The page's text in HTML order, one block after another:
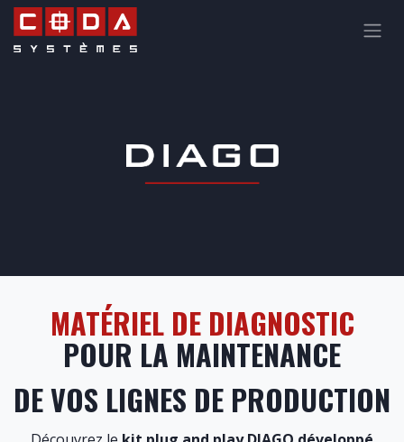
Se rendre au contenu
MATÉRIEL DE DIAGNOSTIC
POUR LA MAINTENANCE
DE VOS LIGNES DE PRODUCTION